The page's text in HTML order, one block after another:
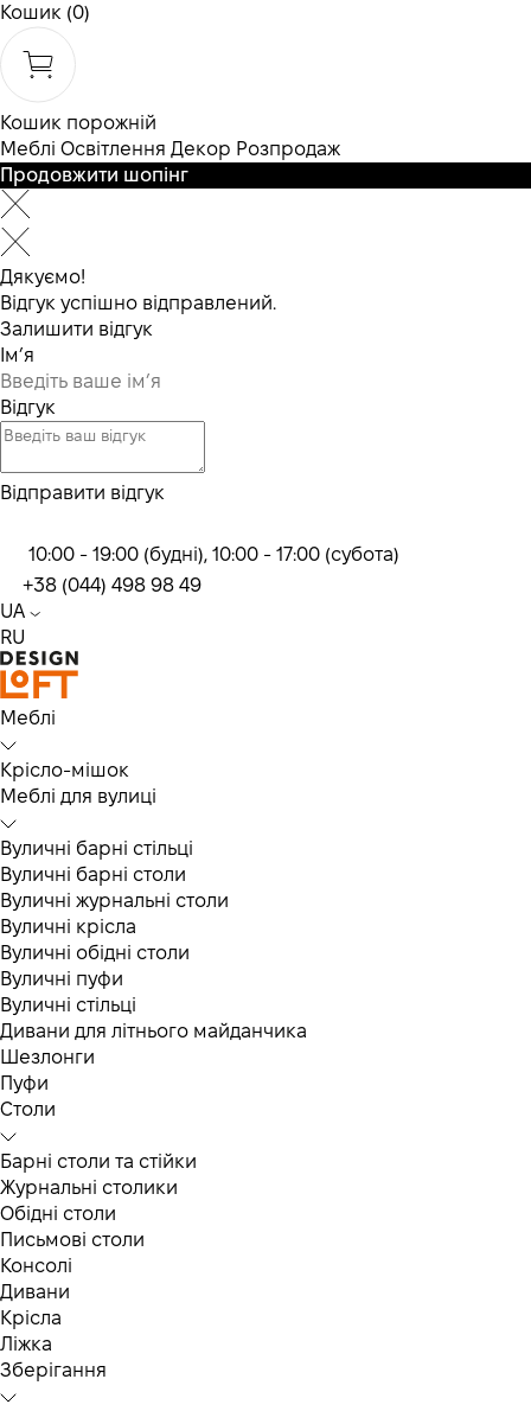
Кошик (0)
Кошик порожній
Меблі Освітлення Декор Розпродаж
Продовжити шопінг
Дякуємо!
Відгук успішно відправлений.
Залишити відгук
Ім’я
Відгук
Відправити відгук
10:00 - 19:00 (будні), 10:00 - 17:00 (субота)
+38 (044) 498 98 49
UA
RU
Меблі
Крісло-мішок
Меблі для вулиці
Вуличні барні стільці
Вуличні барні столи
Вуличні журнальні столи
Вуличні крісла
Вуличні обідні столи
Вуличні пуфи
Вуличні стільці
Дивани для літнього майданчика
Шезлонги
Пуфи
Столи
Барні столи та стійки
Журнальні столики
Обідні столи
Письмові столи
Консолі
Дивани
Крісла
Ліжка
Зберігання